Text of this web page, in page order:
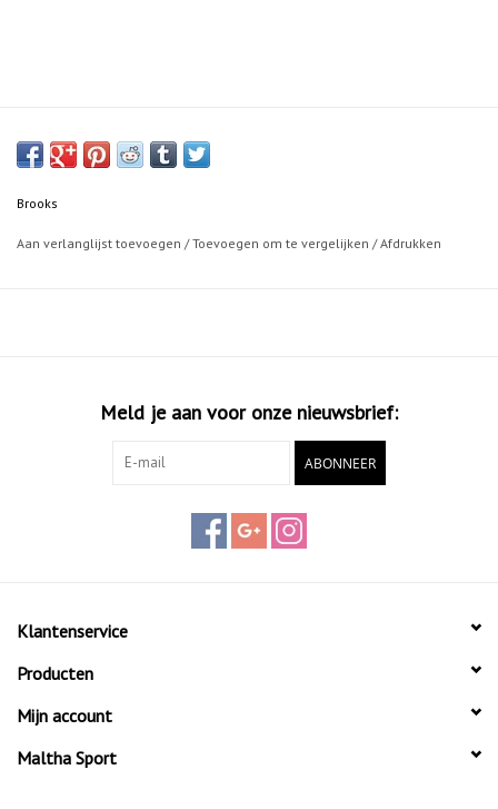
Brooks
Aan verlanglijst toevoegen /Toevoegen om te vergelijken /Afdrukken
Meld je aan voor onze nieuwsbrief:
ABONNEER
Klantenservice
Producten
Mijn account
Maltha Sport